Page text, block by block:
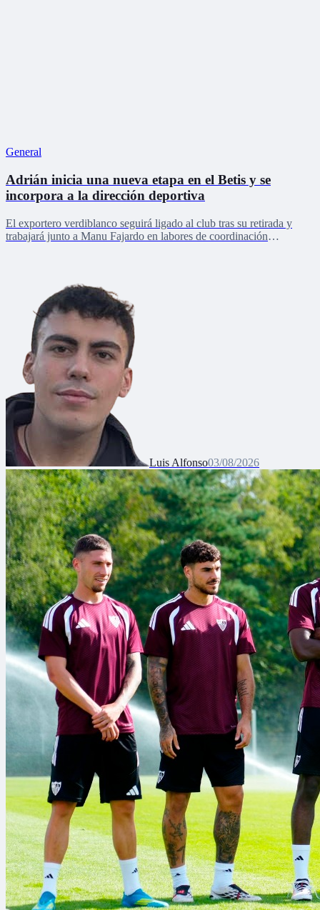
General
Adrián inicia una nueva etapa en el Betis y se
incorpora a la dirección deportiva
El exportero verdiblanco seguirá ligado al club tras su retirada y
trabajará junto a Manu Fajardo en labores de coordinación
Luis Alfonso03/08/2026